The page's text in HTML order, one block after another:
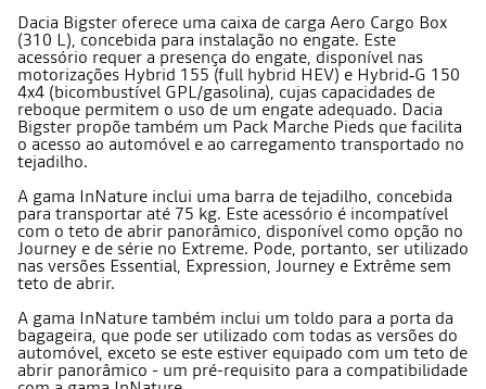
Dacia Bigster oferece uma caixa de carga Aero Cargo Box
(310 L), concebida para instalação no engate. Este
acessório requer a presença do engate, disponível nas
motorizações Hybrid 155 (full hybrid HEV) e Hybrid‑G 150
4x4 (bicombustível GPL/gasolina), cujas capacidades de
reboque permitem o uso de um engate adequado. Dacia
Bigster propõe também um Pack Marche Pieds que facilita
o acesso ao automóvel e ao carregamento transportado no
tejadilho.
A gama InNature inclui uma barra de tejadilho, concebida
para transportar até 75 kg. Este acessório é incompatível
com o teto de abrir panorâmico, disponível como opção no
Journey e de série no Extreme. Pode, portanto, ser utilizado
nas versões Essential, Expression, Journey e Extrême sem
teto de abrir.
A gama InNature também inclui um toldo para a porta da
bagageira, que pode ser utilizado com todas as versões do
automóvel, exceto se este estiver equipado com um teto de
abrir panorâmico - um pré-requisito para a compatibilidade